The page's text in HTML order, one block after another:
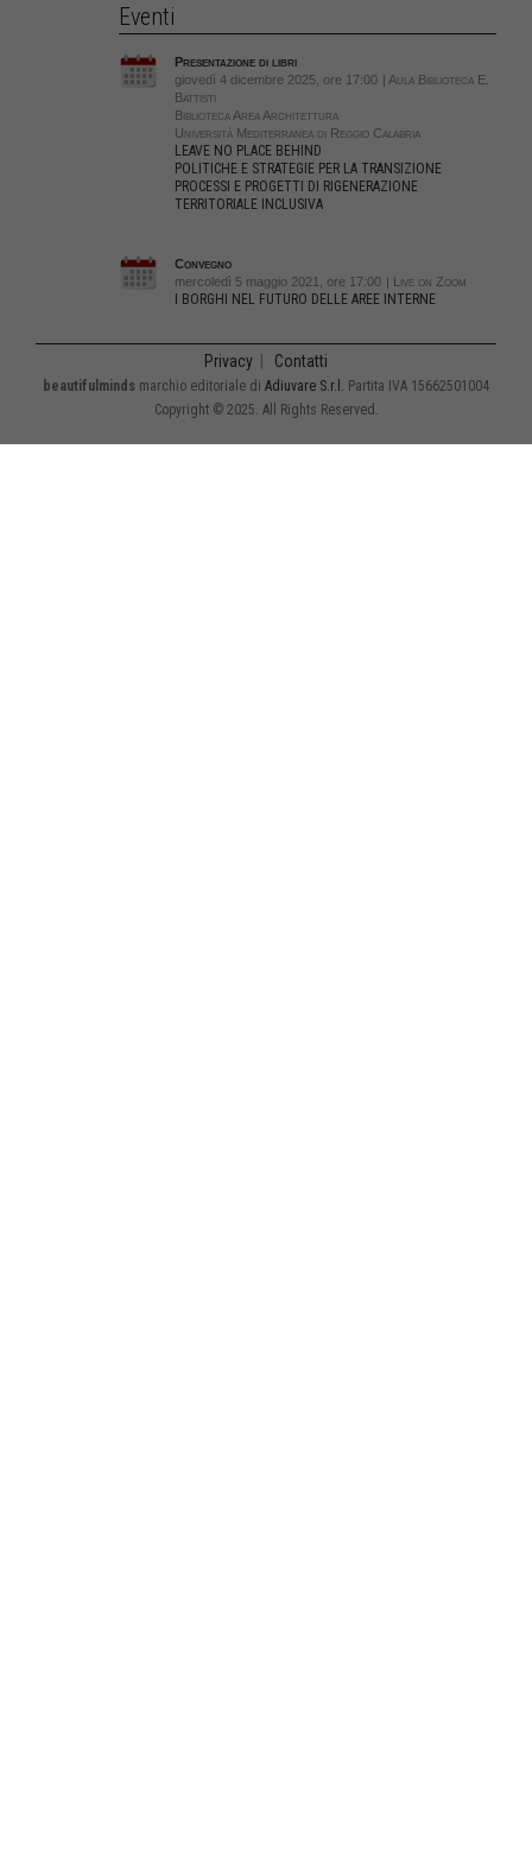
Eventi
Presentazione di libri
giovedì 4 dicembre 2025, ore 17:00 | Aula Biblioteca E.
Battisti
Biblioteca Area Architettura
Università Mediterranea di Reggio Calabria
LEAVE NO PLACE BEHIND
POLITICHE E STRATEGIE PER LA TRANSIZIONE
PROCESSI E PROGETTI DI RIGENERAZIONE
TERRITORIALE INCLUSIVA
Convegno
mercoledì 5 maggio 2021, ore 17:00 | Live on Zoom
I BORGHI NEL FUTURO DELLE AREE INTERNE
Privacy Contatti
beautifulminds marchio editoriale di Adiuvare S.r.l. Partita IVA 15662501004
Copyright © 2025. All Rights Reserved.